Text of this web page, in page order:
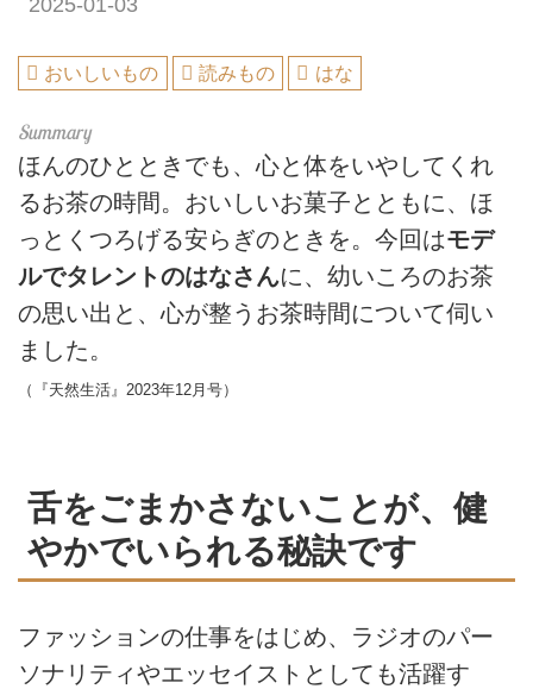
おいしいもの 読みもの はな
ほんのひとときでも、心と体をいやしてくれ
るお茶の時間。おいしいお菓子とともに、ほ
っとくつろげる安らぎのときを。今回はモデ
ルでタレントのはなさんに、幼いころのお茶
の思い出と、心が整うお茶時間について伺い
ました。
（『天然生活』2023年12月号）
舌をごまかさないことが、健
やかでいられる秘訣です
ファッションの仕事をはじめ、ラジオのパー
ソナリティやエッセイストとしても活躍す